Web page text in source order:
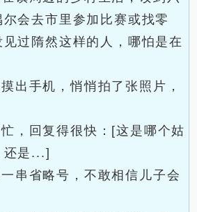
会去市里参加比赛或找零
过隋然这样的人，哪怕是在
出手机，悄悄拍了张照片，
，回复得很快：[这是哪个姑
还是...]
串省略号，不敢相信儿子会